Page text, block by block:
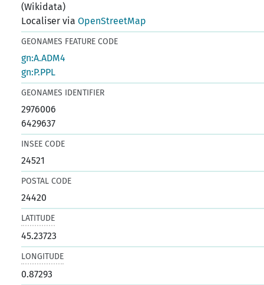
(Wikidata)
Localiser viaOpenStreetMap
GEONAMES FEATURE CODE
gn:A.ADM4
gn:P.PPL
GEONAMES IDENTIFIER
2976006
6429637
INSEE CODE
24521
POSTAL CODE
24420
LATITUDE
45.23723
LONGITUDE
0.87293